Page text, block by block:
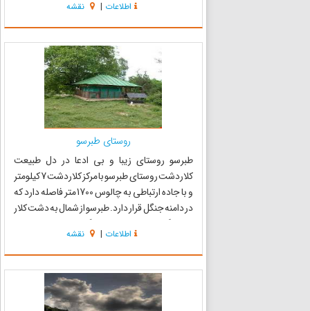
مجموعه ویژگی‌های طبیعی کلاردشت شرایطی را
فراهم نموده که از دیرباز این منط...
اطلاعات | نقشه
روستای طبرسو
طبرسو روستای زیبا و بی ادعا در دل طبیعت
کلاردشت روستای طبرسو با مرکز کلاردشت 7 کیلومتر
و با جاده ارتباطی به چالوس 1700 متر فاصله دارد که
در دامنه جنگل قرار دارد. طبرسو از شمال به دشت کلار
و نیروگاه برق، از جنوب به جنگل‌های سرسبز و بسیار
زیبای البرز، از شرق به روستای پی قلعه و تپه‌ی ...
اطلاعات | نقشه